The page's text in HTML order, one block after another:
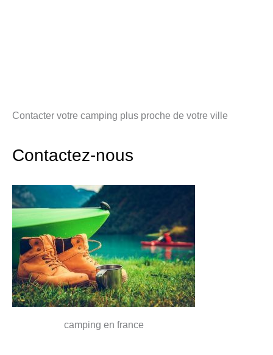
Contacter votre camping plus proche de votre ville
Contactez-nous
camping en france